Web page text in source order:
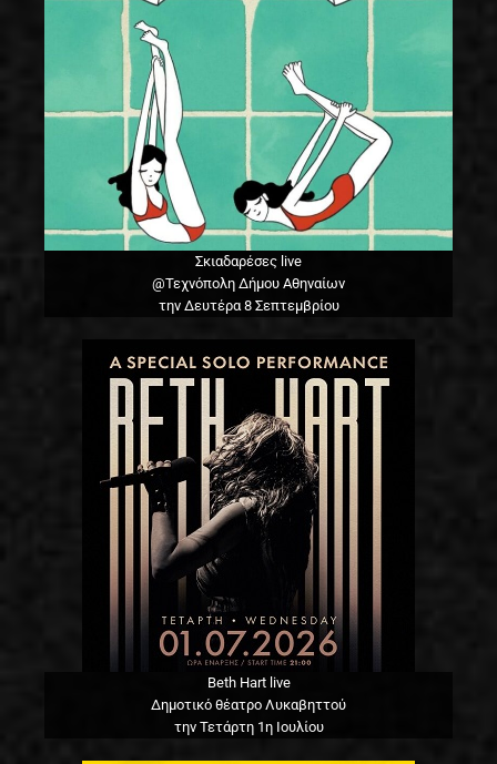
Σκιαδαρέσες live
@Τεχνόπολη Δήμου Αθηναίων
την Δευτέρα 8 Σεπτεμβρίου
Beth Hart live
Δημοτικό θέατρο Λυκαβηττού
την Τετάρτη 1η Ιουλίου